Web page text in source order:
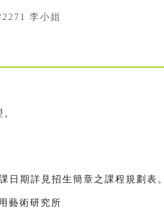
李小姐
日期詳見招生簡章之課程規劃表。
藝術研究所